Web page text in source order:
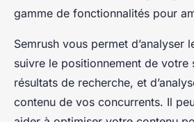
gamme de fonctionnalités pour
Semrush vous permet d’analyser
suivre le positionnement de votre
résultats de recherche, et
contenu de vos concurrents. Il